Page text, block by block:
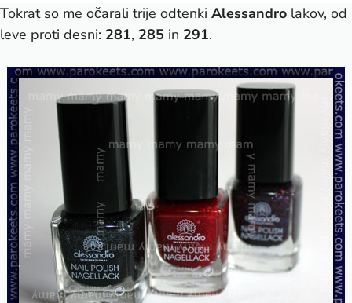
Tokrat so me očarali trije odtenki Alessandro lakov, od
leve proti desni: 281, 285 in 291.